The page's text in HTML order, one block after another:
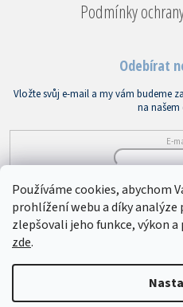
Používáme cookies, abychom
prohlížení webu a díky
zlepšovali jeho funkce, výkon
zde.
Podmínky
Odebírat
Vložte svůj e-mail a my vám budeme
na našem
E-
Bytový textil VEBA